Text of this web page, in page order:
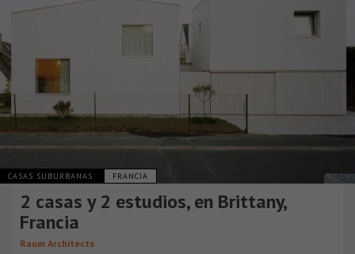
CASAS SUBURBANAS FRANCIA
2 casas y 2 estudios, en Brittany,
Francia
Raum Architects